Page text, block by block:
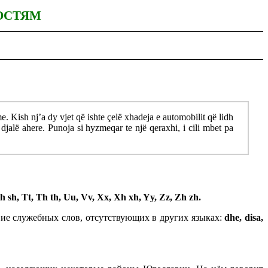
Kish nj’a dy vjet që ishte çelë xhadeja e automobilit që lidh
ahere. Punoja si hyzmeqar te një qeraxhi, i cili mbet pa
sh, Tt, Th th, Uu, Vv, Xx, Xh xh, Yy, Zz, Zh zh.
служебных слов, отсутствующих в других языках:dhe, disa,